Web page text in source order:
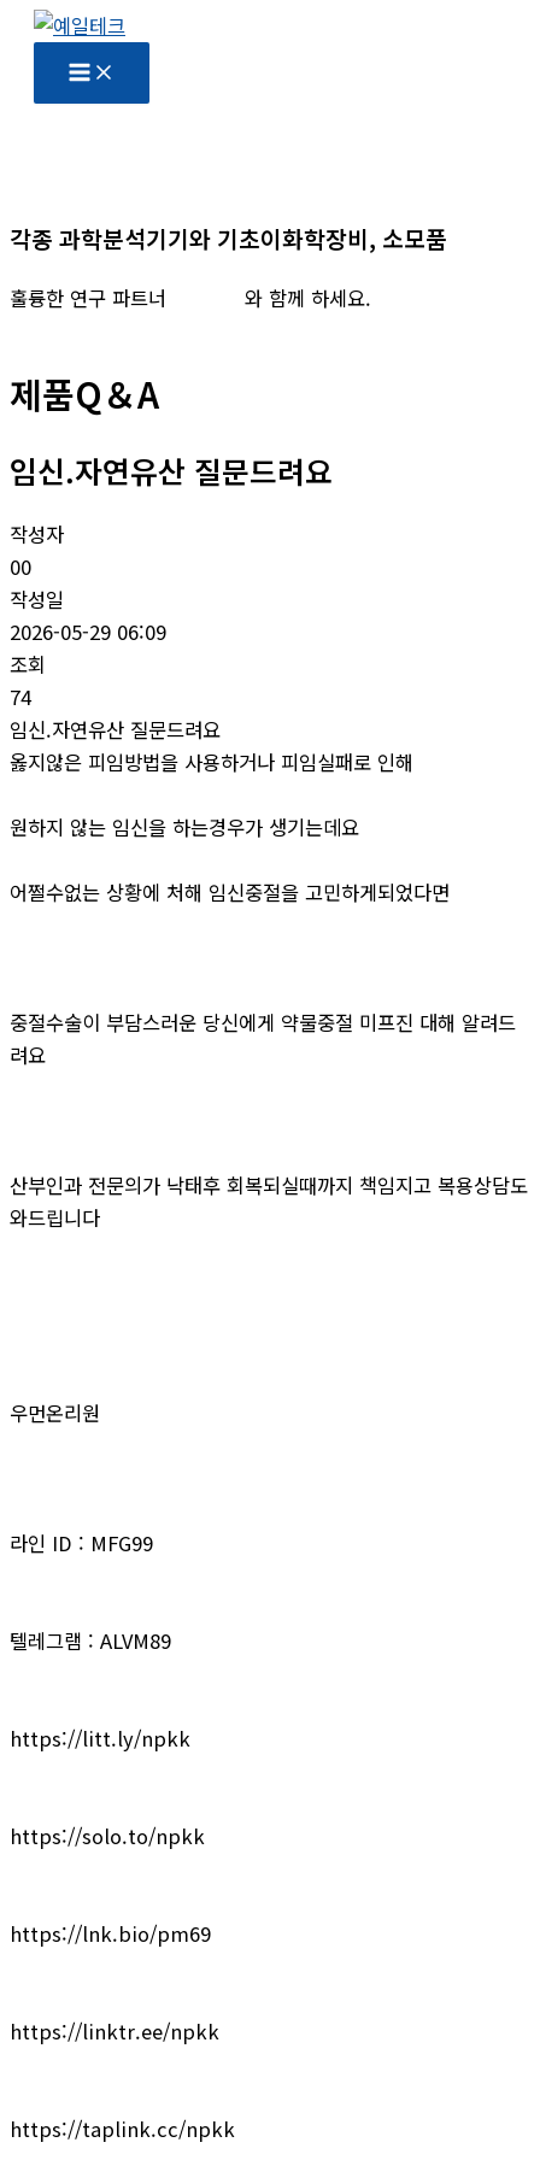
기
각종 과학분석기기와 기초이화학장비, 소모품
훌륭한 연구 파트너 와 함께 하세요.
제품Q＆A
임신.자연유산 질문드려요
작성자
00
작성일
2026-05-29 06:09
조회
74
임신.자연유산 질문드려요
옳지않은 피임방법을 사용하거나 피임실패로 인해
원하지 않는 임신을 하는경우가 생기는데요
어쩔수없는 상황에 처해 임신중절을 고민하게되었다면
중절수술이 부담스러운 당신에게 약물중절 미프진 대해 알려드
려요
산부인과 전문의가 낙태후 회복되실때까지 책임지고 복용상담도
와드립니다
우먼온리원
라인 ID : MFG99
텔레그램 : ALVM89
https://litt.ly/npkk
https://solo.to/npkk
https://lnk.bio/pm69
https://linktr.ee/npkk
https://taplink.cc/npkk